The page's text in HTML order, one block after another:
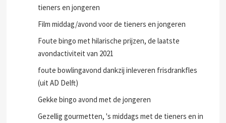
tieners en jongeren
Film middag/avond voor de tieners en jongeren
Foute bingo met hilarische prijzen, de laatste
avondactiviteit van 2021
foute bowlingavond dankzij inleveren frisdrankfles
(uit AD Delft)
Gekke bingo avond met de jongeren
Gezellig gourmetten, 's middags met de tieners en in